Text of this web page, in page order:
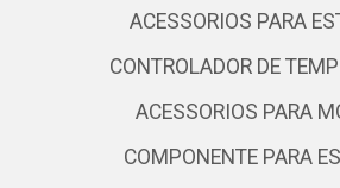
ACESSORIOS PARA
CONTROLADOR DE
ACESSORIOS PARA
COMPONENTE PARA